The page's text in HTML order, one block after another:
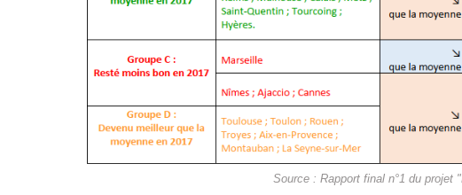
Source : Rapport final n°1 du projet